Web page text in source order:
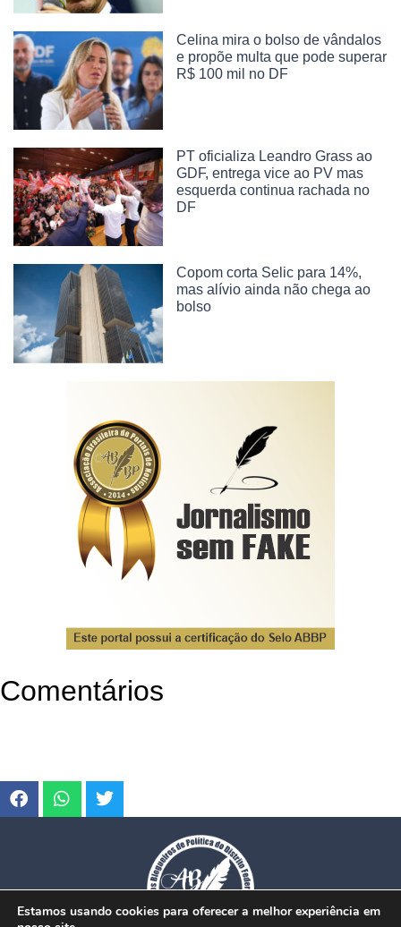
Celina mira o bolso de vândalos
e propõe multa que pode superar
R$ 100 mil no DF
PT oficializa Leandro Grass ao
GDF, entrega vice ao PV mas
esquerda continua rachada no
DF
Copom corta Selic para 14%,
mas alívio ainda não chega ao
bolso
Comentários
Estamos usando cookies para oferecer a melhor experiência em